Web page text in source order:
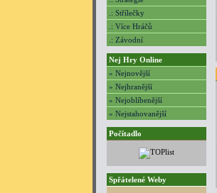
.: Střílečky
.: Více Hráčů
.: Závodní
Nej Hry Online
» Nejnovější
» Nejhranější
» Nejoblíbenější
» Nejstahovanější
Počítadlo
Spřátelené Weby